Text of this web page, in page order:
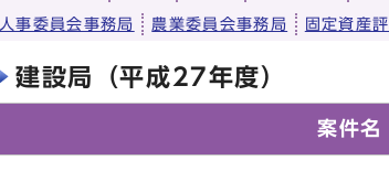
人事委員会事務局 農業委員会事務局 固定資産
建設局（平成27年度）
案件名